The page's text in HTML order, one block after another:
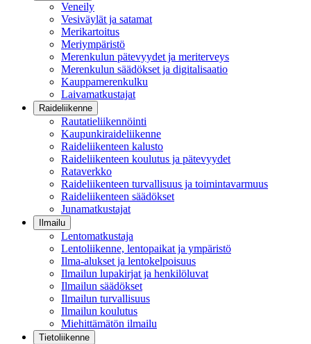
Veneily
Vesiväylät ja satamat
Merikartoitus
Meriympäristö
Merenkulun pätevyydet ja meriterveys
Merenkulun säädökset ja digitalisaatio
Kauppamerenkulku
Laivamatkustajat
Raideliikenne
Rautatieliikennöinti
Kaupunkiraideliikenne
Raideliikenteen kalusto
Raideliikenteen koulutus ja pätevyydet
Rataverkko
Raideliikenteen turvallisuus ja toimintavarmuus
Raideliikenteen säädökset
Junamatkustajat
Ilmailu
Lentomatkustaja
Lentoliikenne, lentopaikat ja ympäristö
Ilma-alukset ja lentokelpoisuus
Ilmailun lupakirjat ja henkilöluvat
Ilmailun säädökset
Ilmailun turvallisuus
Ilmailun koulutus
Miehittämätön ilmailu
Tietoliikenne